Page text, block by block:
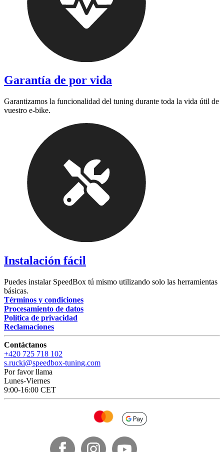
Garantía de por vida
Garantizamos la funcionalidad del tuning durante toda la vida útil de
vuestro e-bike.
Instalación fácil
Puedes instalar SpeedBox tú mismo utilizando solo las herramientas
básicas.
Términos y condiciones
Procesamiento de datos
Política de privacidad
Reclamaciones
Contáctanos
+420 725 718 102
s.rucki@speedbox-tuning.com
Por favor llama
Lunes-Viernes
9:00-16:00 CET